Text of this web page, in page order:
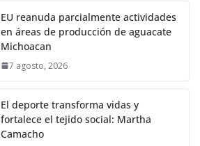
EU reanuda parcialmente actividades
en áreas de producción de aguacate
Michoacan
7 agosto, 2026
El deporte transforma vidas y
fortalece el tejido social: Martha
Camacho